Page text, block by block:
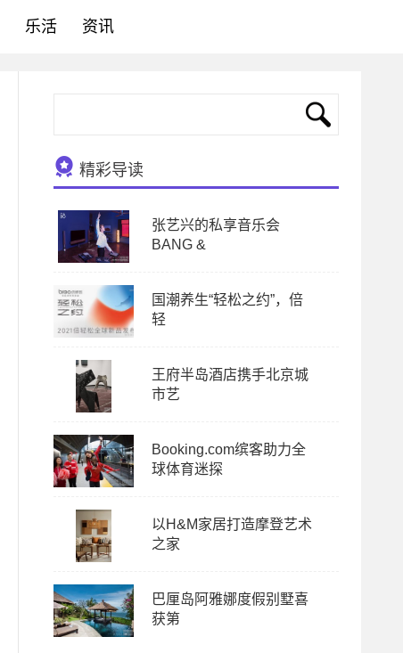
乐活 资讯
精彩导读
张艺兴的私享音乐会
BANG &
国潮养生“轻松之约”，倍
轻
王府半岛酒店携手北京城
市艺
Booking.com缤客助力全
球体育迷探
以H&M家居打造摩登艺术
之家
巴厘岛阿雅娜度假别墅喜
获第